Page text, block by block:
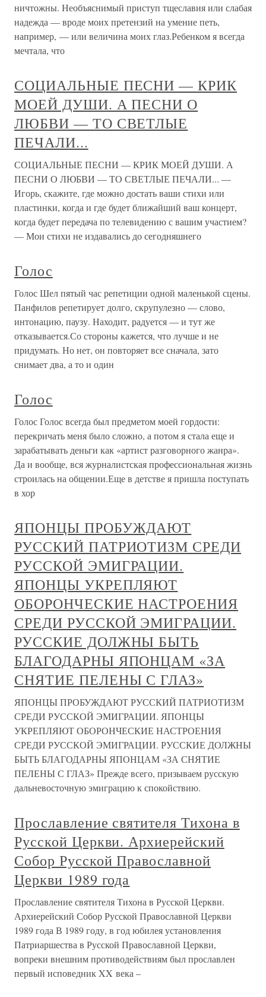
ничтожны. Необъяснимый приступ тщеславия или слабая
надежда — вроде моих претензий на умение петь,
например, — или величина моих глаз.Ребенком я всегда
мечтала, что
СОЦИАЛЬНЫЕ ПЕСНИ — КРИК
МОЕЙ ДУШИ. А ПЕСНИ О
ЛЮБВИ — ТО СВЕТЛЫЕ
ПЕЧАЛИ...
СОЦИАЛЬНЫЕ ПЕСНИ — КРИК МОЕЙ ДУШИ. А
ПЕСНИ О ЛЮБВИ — ТО СВЕТЛЫЕ ПЕЧАЛИ... —
Игорь, скажите, где можно достать ваши стихи или
пластинки, когда и где будет ближайший ваш концерт,
когда будет передача по телевидению с вашим участием?
— Мои стихи не издавались до сегодняшнего
Голос
Голос Шел пятый час репетиции одной маленькой сцены.
Панфилов репетирует долго, скрупулезно — слово,
интонацию, паузу. Находит, радуется — и тут же
отказывается.Со стороны кажется, что лучше и не
придумать. Но нет, он повторяет все сначала, зато
снимает два, а то и один
Голос
Голос Голос всегда был предметом моей гордости:
перекричать меня было сложно, а потом я стала еще и
зарабатывать деньги как «артист разговорного жанра».
Да и вообще, вся журналистская профессиональная жизнь
строилась на общении.Еще в детстве я пришла поступать
в хор
ЯПОНЦЫ ПРОБУЖДАЮТ
РУССКИЙ ПАТРИОТИЗМ СРЕДИ
РУССКОЙ ЭМИГРАЦИИ.
ЯПОНЦЫ УКРЕПЛЯЮТ
ОБОРОНЧЕСКИЕ НАСТРОЕНИЯ
СРЕДИ РУССКОЙ ЭМИГРАЦИИ.
РУССКИЕ ДОЛЖНЫ БЫТЬ
БЛАГОДАРНЫ ЯПОНЦАМ «ЗА
СНЯТИЕ ПЕЛЕНЫ С ГЛАЗ»
ЯПОНЦЫ ПРОБУЖДАЮТ РУССКИЙ ПАТРИОТИЗМ
СРЕДИ РУССКОЙ ЭМИГРАЦИИ. ЯПОНЦЫ
УКРЕПЛЯЮТ ОБОРОНЧЕСКИЕ НАСТРОЕНИЯ
СРЕДИ РУССКОЙ ЭМИГРАЦИИ. РУССКИЕ ДОЛЖНЫ
БЫТЬ БЛАГОДАРНЫ ЯПОНЦАМ «ЗА СНЯТИЕ
ПЕЛЕНЫ С ГЛАЗ» Прежде всего, призываем русскую
дальневосточную эмиграцию к спокойствию.
Прославление святителя Тихона в
Русской Церкви. Архиерейский
Собор Русской Православной
Церкви 1989 года
Прославление святителя Тихона в Русской Церкви.
Архиерейский Собор Русской Православной Церкви
1989 года В 1989 году, в год юбилея установления
Патриаршества в Русской Православной Церкви,
вопреки внешним противодействиям был прославлен
первый исповедник XX века –